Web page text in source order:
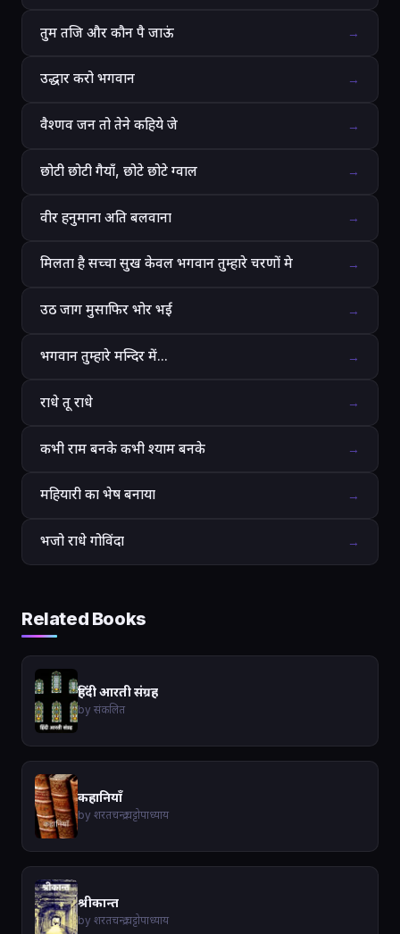
तुम तजि और कौन पै जाऊं →
उद्धार करो भगवान →
वैश्णव जन तो तेने कहिये जे →
छोटी छोटी गैयाँ, छोटे छोटे ग्वाल →
वीर हनुमाना अति बलवाना →
मिलता है सच्चा सुख केवल भगवान तुम्हारे चरणों मे →
उठ जाग मुसाफिर भोर भई →
भगवान तुम्हारे मन्दिर में... →
राधे तू राधे →
कभी राम बनके कभी श्याम बनके →
महियारी का भेष बनाया →
भजो राधे गोविंदा →
Related Books
हिंदी आरती संग्रह
by संकलित
कहानियाँ
by शरतचन्द्र चट्टोपाध्याय
श्रीकान्त
by शरतचन्द्र चट्टोपाध्याय